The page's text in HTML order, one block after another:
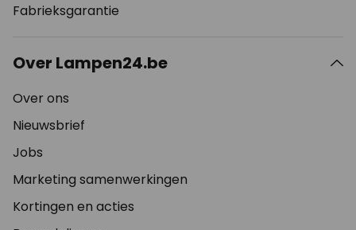
Fabrieksgarantie
Over Lampen24.be
Over ons
Nieuwsbrief
Jobs
Marketing samenwerkingen
Kortingen en acties